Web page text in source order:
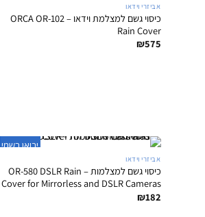
אביזרי וידאו
כיסוי גשם למצלמת וידאו – ORCA OR-102
Rain Cover
₪575
יבואן רשמי
אביזרי וידאו
כיסוי גשם למצלמות – OR-580 DSLR Rain
Cover for Mirrorless and DSLR Cameras
₪182